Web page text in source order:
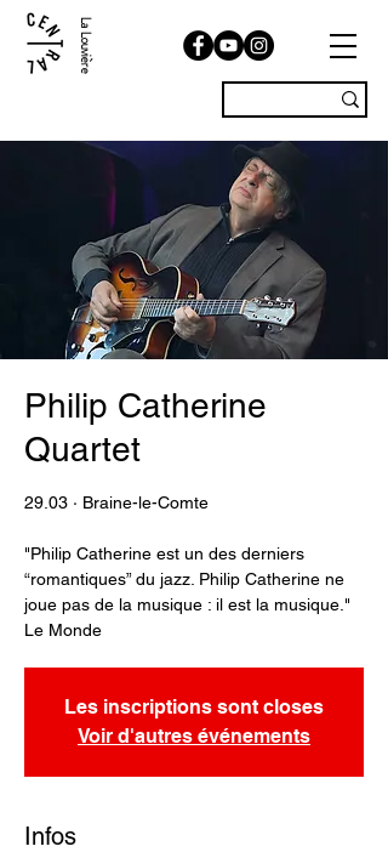
La Louvière
Philip Catherine
Quartet
29.03 · Braine-le-Comte
"Philip Catherine est un des derniers
“romantiques” du jazz. Philip Catherine ne
joue pas de la musique : il est la musique."
Le Monde
Les inscriptions sont closes
Voir d'autres événements
Infos